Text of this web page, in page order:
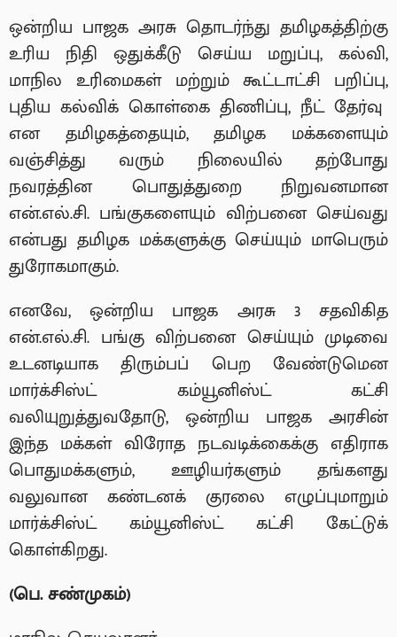
ஒன்றிய பாஜக அரசு தொடர்ந்து தமிழகத்திற்கு
உரிய நிதி ஒதுக்கீடு செய்ய மறுப்பு, கல்வி,
மாநில உரிமைகள் மற்றும் கூட்டாட்சி பறிப்பு,
புதிய கல்விக் கொள்கை திணிப்பு, நீட் தேர்வு
என தமிழகத்தையும், தமிழக மக்களையும்
வஞ்சித்து வரும் நிலையில் தற்போது
நவரத்தின பொதுத்துறை நிறுவனமான
என்.எல்.சி. பங்குகளையும் விற்பனை செய்வது
என்பது தமிழக மக்களுக்கு செய்யும் மாபெரும்
துரோகமாகும்.
எனவே, ஒன்றிய பாஜக அரசு 3 சதவிகித
என்.எல்.சி. பங்கு விற்பனை செய்யும் முடிவை
உடனடியாக திரும்பப் பெற வேண்டுமென
மார்க்சிஸ்ட் கம்யூனிஸ்ட் கட்சி
வலியுறுத்துவதோடு, ஒன்றிய பாஜக அரசின்
இந்த மக்கள் விரோத நடவடிக்கைக்கு எதிராக
பொதுமக்களும், ஊழியர்களும் தங்களது
வலுவான கண்டனக் குரலை எழுப்புமாறும்
மார்க்சிஸ்ட் கம்யூனிஸ்ட் கட்சி கேட்டுக்
கொள்கிறது.
(பெ. சண்முகம்)